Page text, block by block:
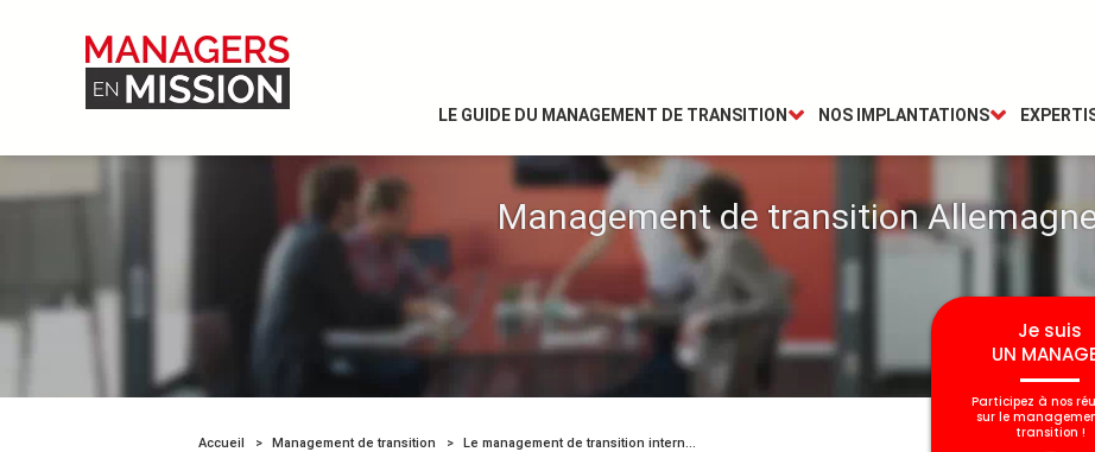
LE GUIDE DU MANAGEMENT DE TRANSITION NOS IMPLANTATIONS
Management de transition
Je suis
UN
Participez à nos
sur le
transition !
Accueil Management de transition Le management de transition international